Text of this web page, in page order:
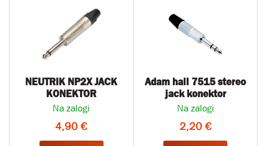
NEUTRIK NP2X JACK
KONEKTOR
Na zalogi
4,90 €
Adam hall 7515 stereo
jack konektor
Na zalogi
2,20 €